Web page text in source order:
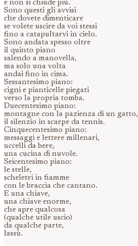
e non si chiude più.
Sono questi gli avvisi
che dovete dimenticare
se volete uscire da voi stessi
fino a catapultarvi in cielo.
Sono andata spesso oltre
il quinto piano
salendo a manovella,
ma solo una volta
andai fino in cima.
Sessantesimo piano:
cigni e pianticelle piegati
verso la propria tomba.
Duecentesimo piano:
montagne con la pazienza di un gatto,
il silenzio in scarpe da tennis.
Cinquecentesimo piano:
messaggi e lettere millenari,
uccelli da bere,
una cucina di nuvole.
Seicentesimo piano:
le stelle,
scheletri in fiamme
con le braccia che cantano.
E una chiave,
una chiave enorme,
che apre qualcosa
(qualche utile uscio)
da qualche parte,
lassù.